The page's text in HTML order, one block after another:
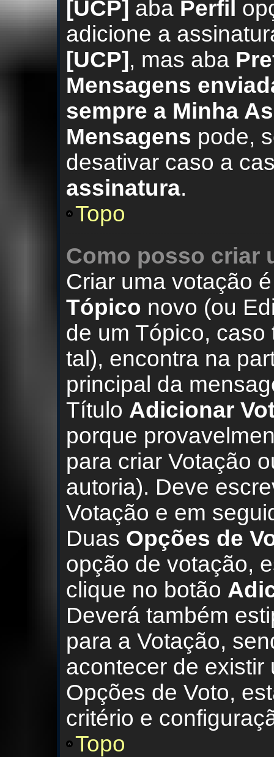
[UCP] aba Perfil
adicione a
[UCP] , mas aba
Mensagens
sempre a Minha
Mensagens pode,
desativar caso a
assinatura.
Topo
Como posso criar
Criar uma votação
Tópico novo (ou
de um Tópico,
tal), encontra na
principal da
Título Adicionar
porque
para criar Votação
autoria). Deve
Votação e em
Duas Opções de
opção de votação,
clique no botão
Deverá também
para a Votação,
acontecer de existir
Opções de Voto,
critério e
Topo